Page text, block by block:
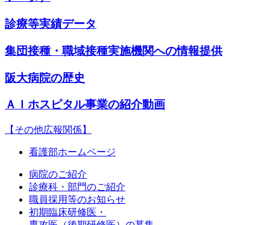
診療等実績データ
集団接種・職域接種実施機関への情報提供
阪大病院の歴史
ＡＩホスピタル事業の紹介動画
【その他広報関係】
看護部ホームページ
病院のご紹介
診療科・部門のご紹介
職員採用等のお知らせ
初期臨床研修医・